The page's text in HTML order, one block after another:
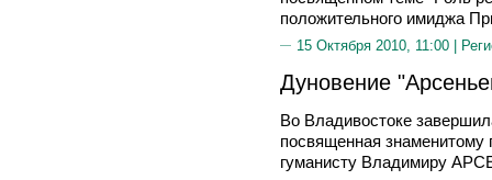
положительного имиджа
15 Октября 2010, 11:00 |
Дуновение
Во Владивостоке
посвященная знаменитому
гуманисту Владимиру